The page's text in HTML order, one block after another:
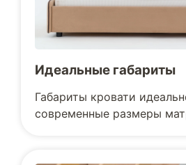
Идеальные габариты
Габариты кровати
современные размеры